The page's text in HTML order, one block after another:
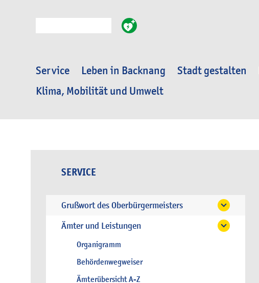
Service Leben in Backnang Stadt gestalten
Klima, Mobilität und Umwelt
SERVICE
Grußwort des Oberbürgermeisters
Ämter und Leistungen
Organigramm
Behördenwegweiser
Ämterübersicht A-Z